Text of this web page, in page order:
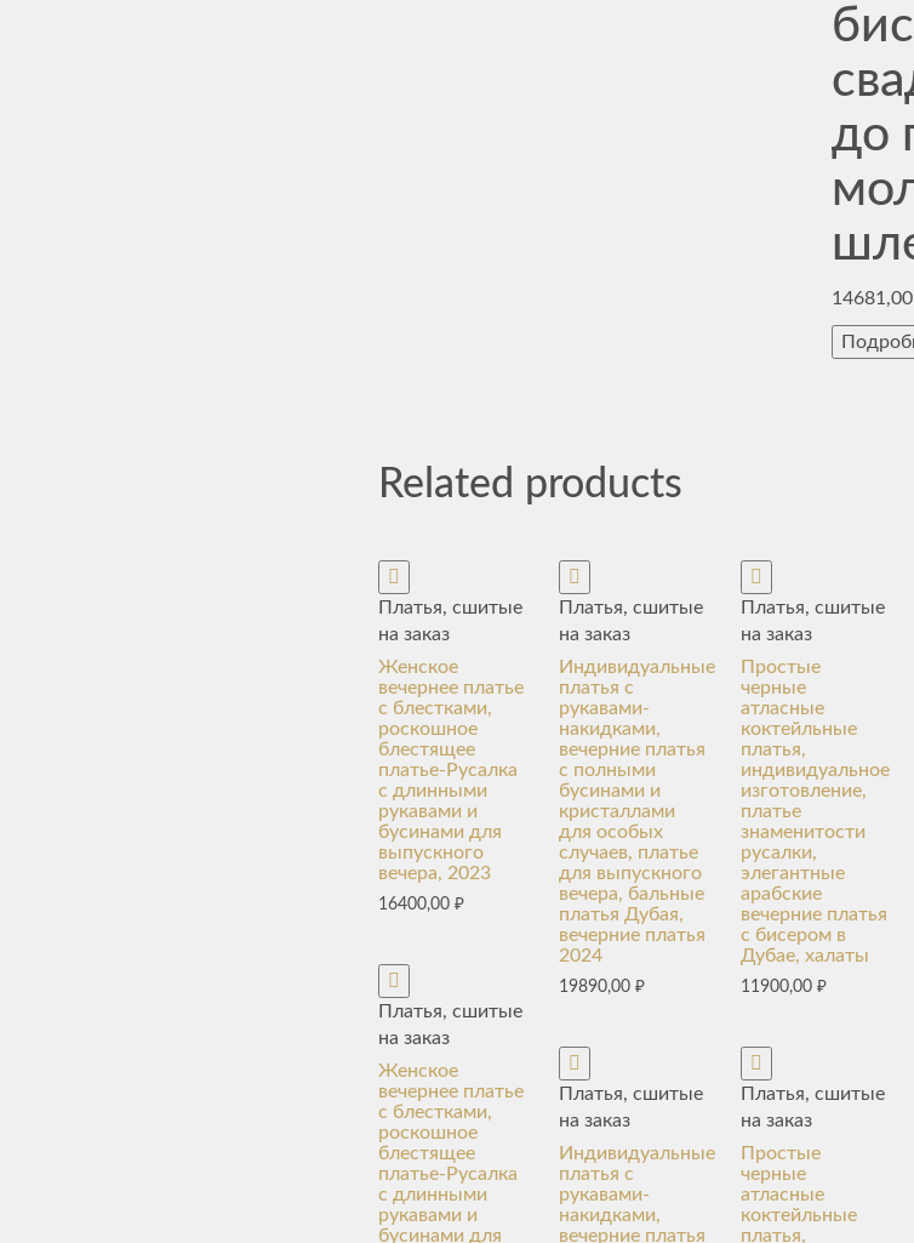
до
Related products
Платья, сшитые
на заказ
Женское
вечернее платье
с блестками,
роскошное
блестящее
платье-Русалка
с длинными
рукавами и
бусинами для
выпускного
вечера, 2023
16400,00 ₽
Платья, сшитые
на заказ
Женское
вечернее платье
с блестками,
роскошное
блестящее
платье-Русалка
с длинными
рукавами и
бусинами для
Платья, сшитые
на заказ
Индивидуальные
платья с
рукавами-
накидками,
вечерние платья
с полными
бусинами и
кристаллами
для особых
случаев, платье
для выпускного
вечера, бальные
платья Дубая,
вечерние платья
2024
19890,00₽
Платья, сшитые
на заказ
Индивидуальные
платья с
рукавами-
накидками,
вечерние платья
Платья, сшитые
на заказ
Простые
черные
атласные
коктейльные
платья,
индивидуальное
изготовление,
платье
знаменитости
русалки,
элегантные
арабские
вечерние платья
с бисером в
Дубае, халаты
11900,00 ₽
Платья, сшитые
на заказ
Простые
черные
атласные
коктейльные
платья,